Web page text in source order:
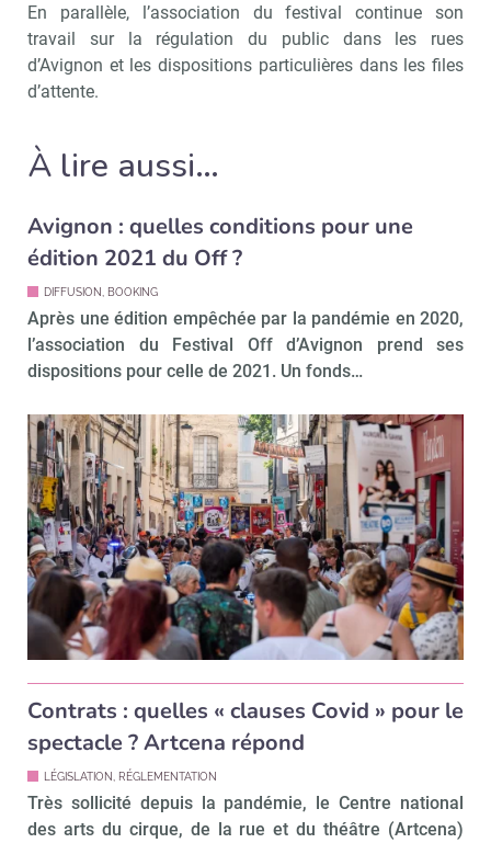
En parallèle, l’association du festival continue son
travail sur la régulation du public dans les rues
d’Avignon et les dispositions particulières dans les files
d’attente.
À lire aussi…
Avignon : quelles conditions pour une
édition 2021 du Off ?
DIFFUSION, BOOKING
Après une édition empêchée par la pandémie en 2020,
l’association du Festival Off d’Avignon prend ses
dispositions pour celle de 2021. Un fonds…
Contrats : quelles « clauses Covid » pour le
spectacle ? Artcena répond
LÉGISLATION, RÉGLEMENTATION
Très sollicité depuis la pandémie, le Centre national
des arts du cirque, de la rue et du théâtre (Artcena)
Valider
Non merci, je reçois déjà